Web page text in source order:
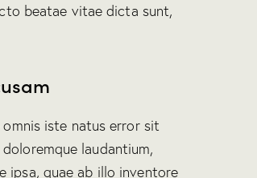
beatae vitae dicta sunt,
iste natus error sit
laudantium,
ipsa, quae ab illo inventore